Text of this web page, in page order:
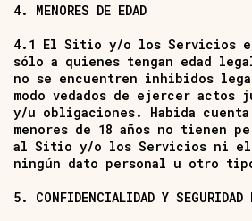
4. MENORES DE EDAD
4.1 El Sitio y/o los Servicios
sólo a quienes tengan edad
no se encuentren inhibidos
modo vedados de ejercer actos
y/u obligaciones. Habida
menores de 18 años no tienen
al Sitio y/o los Servicios ni el
ningún dato personal u otro
5. CONFIDENCIALIDAD Y SEGURIDAD